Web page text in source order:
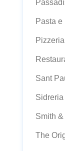
Pasta e
Sant
Smith
The